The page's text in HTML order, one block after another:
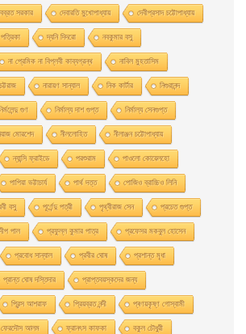
সরকার দেবারতি মুখােপাধ্যায় দেবীপ্রসাদ চট্টোপাধ্যায়
দ্যনি দিদরো নবকুমার বসু
না প্রেমিক না বিপ্লবী কাব্যগ্রন্থ নাবিল মুহতাসিম
নারায়ণ সান্যাল নিক কার্টার নিগুরানন্দ
গুণ নির্মাল্য দাশ গুপ্ত নির্মাল্য সেনগুপ্ত
মোরশেদ নীললােহিত নীলাঞ্জন চট্টোপাধ্যায়
ন্যান্সি ফ্রাইডে পরশুরাম পাওলাে কোয়েলহাে
পাপিয়া ভট্টাচার্য পার্থ দত্ত পােজিও ব্রাচ্চিও লিনি
বসু পূর্ণেন্দু পত্রী পৃথ্বীরাজ সেন প্রচেত গুপ্ত
পাল প্রফুল্ল কুমার পাত্র প্রফেসর মকবুল হােসেন
প্রবােধ সান্যাল প্রবীর ঘােষ প্রশান্ত মৃধা
প্রান্ত ঘোষ দস্তিদার প্রাপ্তবয়স্কদের জন্য
প্রিন্স আশরাফ প্রিয়ব্রত নন্দী প্ৰণয়কৃষ্ণ গোস্বামী
ফেরদৌস আলম ফ্রানৎস কাফকা বকুল চৌধুরী